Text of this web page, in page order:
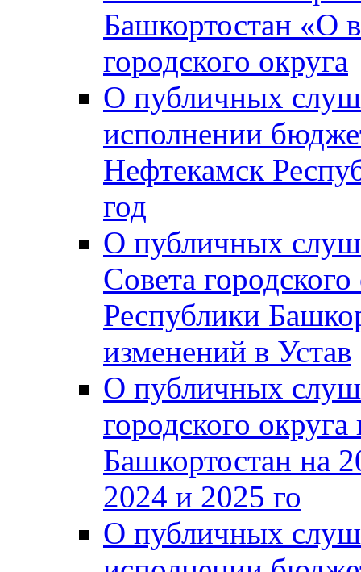
Башкортостан «О
городского округа
О публичных
исполнении
Нефтекамск
год
О публичных
Совета
Республики
изменений в Устав
О публичных
городского
Башкортостан на
2024 и 2025 го
О публичных